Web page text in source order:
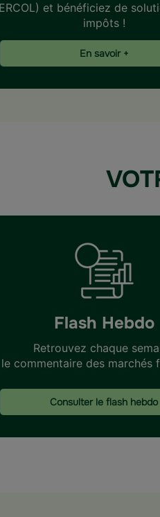
et bénéficiez de
impôts !
En savoir +
Flash Hebdo
Retrouvez chaque
le commentaire des marchés
Consulter le flash hebdo